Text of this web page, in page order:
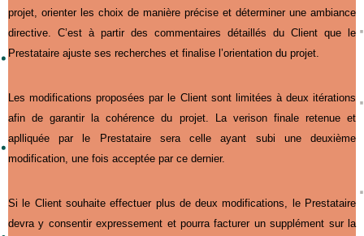
projet, orienter les choix de manière précise et déterminer une ambiance
directive. C’est à partir des commentaires détaillés du Client que le
Prestataire ajuste ses recherches et finalise l’orientation du projet.
Les modifications proposées par le Client sont limitées à deux itérations
afin de garantir la cohérence du projet. La verison finale retenue et
aplliquée par le Prestataire sera celle ayant subi une deuxième
modification, une fois acceptée par ce dernier.
Si le Client souhaite effectuer plus de deux modifications, le Prestataire
devra y consentir expressement et pourra facturer un supplément sur la